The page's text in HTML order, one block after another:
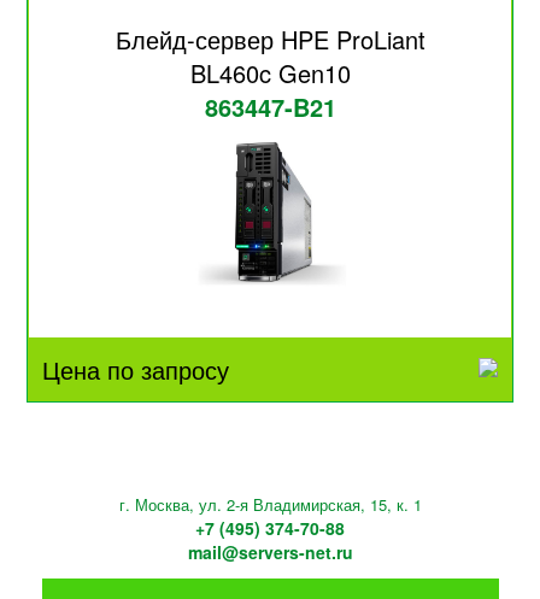
Блейд-сервер HPE ProLiant
BL460c Gen10
863447-B21
Цена по запросу
г. Москва, ул. 2-я Владимирская, 15, к. 1
+7 (495) 374-70-88
mail@servers-net.ru